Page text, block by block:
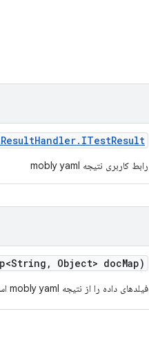
ResultHandler. ITestResult
رابط کاربری نتیجه mobly yaml
, Object> docMap)
فیلدهای داده را از نتیجه mobly yaml استخراج می‌کند.